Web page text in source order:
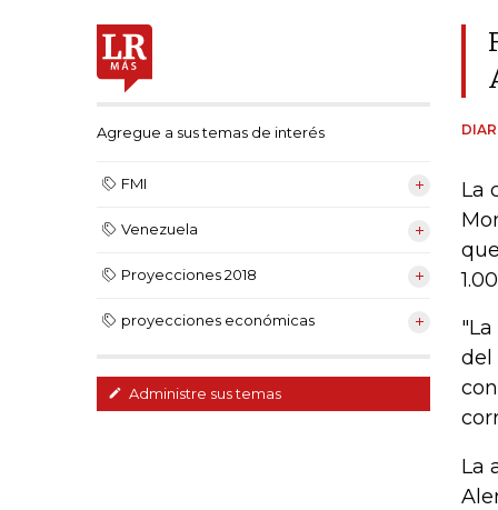
Agregue a sus temas de interés
FMI
Venezuela
Proyecciones 2018
proyecciones económicas
Administre sus temas
La
del
La